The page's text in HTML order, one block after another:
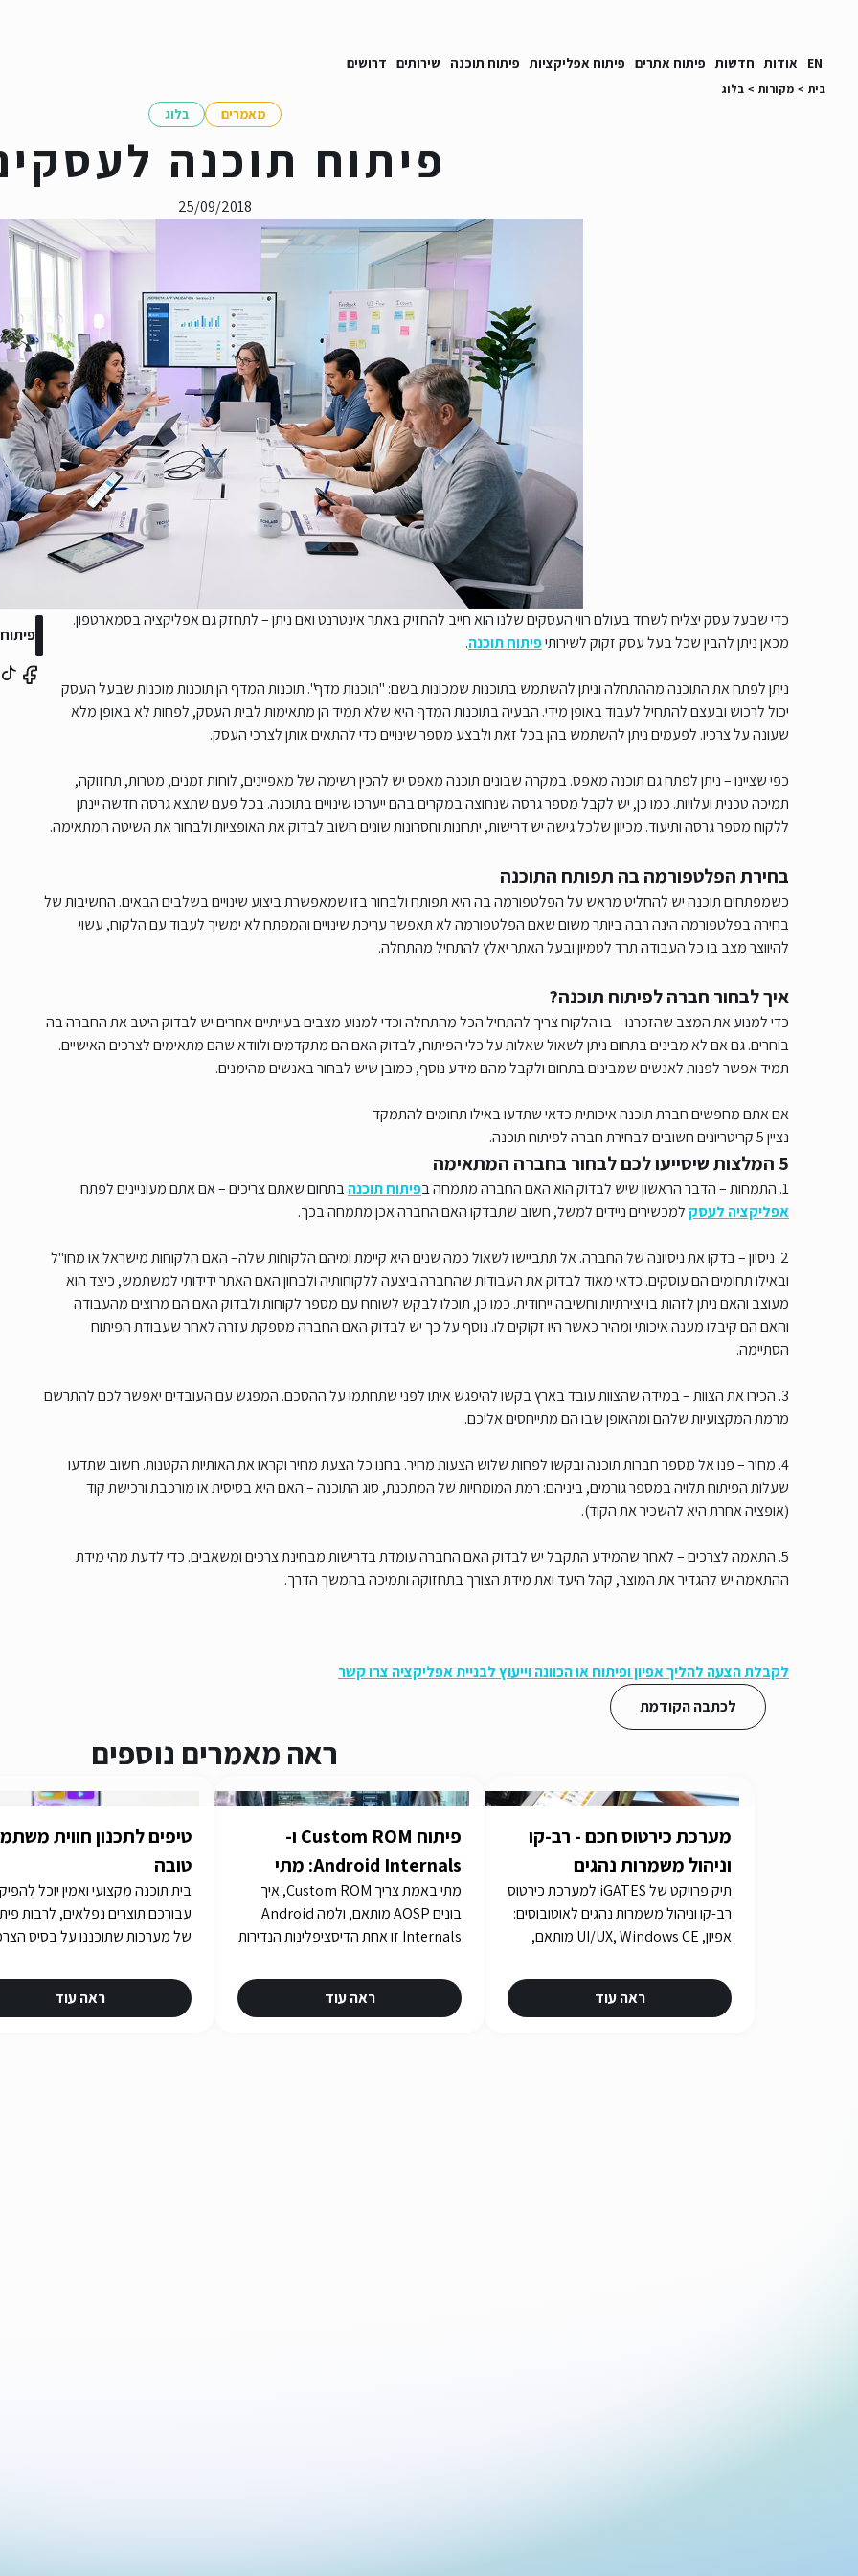
דרושים שירותים פיתוח תוכנה פיתוח אפליקציות פיתוח אתרים חדשות אודות EN
בלוג > מקורות > בית
בלוג מאמרים
פיתוח תוכנה
25/09/2018
כדי שבעל עסק יצליח לשרוד בעולם רווי העסקים שלנו הוא חייב להחזיק באתר אינטרנט ואם ניתן – לתחזק גם אפליקציה בסמארטפון.
מכאן ניתן להבין שכל בעל עסק זקוק לשירותיפיתוח תוכנה.
ניתן לפתח את התוכנה מההתחלה וניתן להשתמש בתוכנות שמכונות בשם: "תוכנות מדף". תוכנות המדף הן תוכנות מוכנות שבעל העסק
יכול לרכוש ובעצם להתחיל לעבוד באופן מידי. הבעיה בתוכנות המדף היא שלא תמיד הן מתאימות לבית העסק, לפחות לא באופן מלא
שעונה על צרכיו. לפעמים ניתן להשתמש בהן בכל זאת ולבצע מספר שינויים כדי להתאים אותן לצרכי העסק.
כפי שציינו – ניתן לפתח גם תוכנה מאפס. במקרה שבונים תוכנה מאפס יש להכין רשימה של מאפיינים, לוחות זמנים, מטרות, תחזוקה,
תמיכה טכנית ועלויות. כמו כן, יש לקבל מספר גרסה שנחוצה במקרים בהם ייערכו שינויים בתוכנה. בכל פעם שתצא גרסה חדשה יינתן
ללקוח מספר גרסה ותיעוד. מכיוון שלכל גישה יש דרישות, יתרונות וחסרונות שונים חשוב לבדוק את האופציות ולבחור את השיטה המתאימה.
בחירת הפלטפורמה בה תפותח התוכנה
כשמפתחים תוכנה יש להחליט מראש על הפלטפורמה בה היא תפותח ולבחור בזו שמאפשרת ביצוע שינויים בשלבים הבאים. החשיבות של
בחירה בפלטפורמה הינה רבה ביותר משום שאם הפלטפורמה לא תאפשר עריכת שינויים והמפתח לא ימשיך לעבוד עם הלקוח, עשוי
להיווצר מצב בו כל העבודה תרד לטמיון ובעל האתר יאלץ להתחיל מהתחלה.
איך לבחור חברה לפיתוח תוכנה?
כדי למנוע את המצב שהזכרנו – בו הלקוח צריך להתחיל הכל מהתחלה וכדי למנוע מצבים בעייתיים אחרים יש לבדוק היטב את החברה בה
בוחרים. גם אם לא מבינים בתחום ניתן לשאול שאלות על כלי הפיתוח, לבדוק האם הם מתקדמים ולוודא שהם מתאימים לצרכים האישיים.
תמיד אפשר לפנות לאנשים שמבינים בתחום ולקבל מהם מידע נוסף, כמובן שיש לבחור באנשים מהימנים.
אם אתם מחפשים חברת תוכנה איכותית כדאי שתדעו באילו תחומים להתמקד
נציין 5 קריטריונים חשובים לבחירת חברה לפיתוח תוכנה.
5 המלצות שיסייעו לכם לבחור בחברה המתאימה
1. התמחות – הדבר הראשון שיש לבדוק הוא האם החברה מתמחה ב פיתוח תוכנהבתחום שאתם צריכים – אם אתם מעוניינים לפתח
אפליקציה לעסק למכשירים ניידים למשל, חשוב שתבדקו האם החברה אכן מתמחה בכך.
2. ניסיון – בדקו את ניסיונה של החברה. אל תתביישו לשאול כמה שנים היא קיימת ומיהם הלקוחות שלה– האם הלקוחות מישראל או מחו"ל
ובאילו תחומים הם עוסקים. כדאי מאוד לבדוק את העבודות שהחברה ביצעה ללקוחותיה ולבחון האם האתר ידידותי למשתמש, כיצד הוא
מעוצב והאם ניתן לזהות בו יצירתיות וחשיבה ייחודית. כמו כן, תוכלו לבקש לשוחח עם מספר לקוחות ולבדוק האם הם מרוצים מהעבודה
והאם הם קיבלו מענה איכותי ומהיר כאשר היו זקוקים לו. נוסף על כך יש לבדוק האם החברה מספקת עזרה לאחר שעבודת הפיתוח
הסתיימה.
3. הכירו את הצוות – במידה שהצוות עובד בארץ בקשו להיפגש איתו לפני שתחתמו על ההסכם. המפגש עם העובדים יאפשר לכם להתרשם
מרמת המקצועיות שלהם ומהאופן שבו הם מתייחסים אליכם.
4. מחיר – פנו אל מספר חברות תוכנה ובקשו לפחות שלוש הצעות מחיר. בחנו כל הצעת מחיר וקראו את האותיות הקטנות. חשוב שתדעו
שעלות הפיתוח תלויה במספר גורמים, ביניהם: רמת המומחיות של המתכנת, סוג התוכנה – האם היא בסיסית או מורכבת ורכישת קוד
(אופציה אחרת היא להשכיר את הקוד).
5. התאמה לצרכים – לאחר שהמידע התקבל יש לבדוק האם החברה עומדת בדרישות מבחינת צרכים ומשאבים. כדי לדעת מהי מידת
ההתאמה יש להגדיר את המוצר, קהל היעד ואת מידת הצורך בתחזוקה ותמיכה בהמשך הדרך.
לקבלת הצעה להליך אפיון ופיתוח או הכוונה וייעוץ לבניית אפליקציה צרו קשר
לכתבה הקודמת
ראה מאמרים נוספים
מערכת כירטוס חכם - רב-קו
וניהול משמרות נהגים
תיק פרויקט של iGATES למערכת כירטוס
רב-קו וניהול משמרות נהגים לאוטובוסים:
אפיון, UI/UX, Windows CE מותאם,
כארבע שנים.
ראה עוד
פיתוח Custom ROM ו-
Android Internals: מתי
צריך לרדת לעומק Stack
מתי באמת צריך Custom ROM, איך
בונים AOSP מותאם, ולמה Android
Internals זו אחת הדיסציפלינות הנדירות
ו-R&D עבור Consensio Cyber
Security.
ראה עוד
טיפים לתכנון חווית
טובה
בית תוכנה מקצועי ואמין יוכל להפיק
עבורכם תוצרים נפלאים, לרבות
של מערכות שתוכננו על בסיס
שלכם? תשובות באתר iGATES
ראה עוד